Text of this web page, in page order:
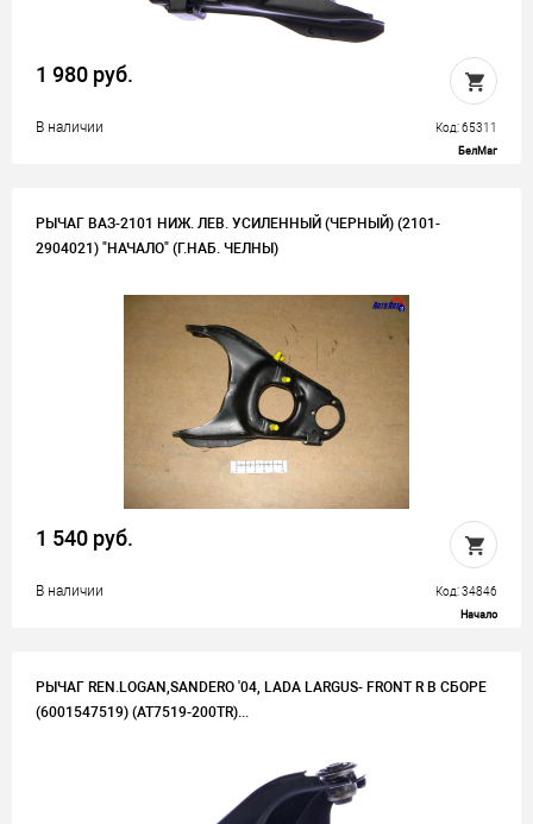
1 980 руб.
В наличии Код: 65311
БелМаг
РЫЧАГ ВАЗ-2101 НИЖ. ЛЕВ. УСИЛЕННЫЙ (ЧЕРНЫЙ) (2101-
2904021) "НАЧАЛО" (Г.НАБ. ЧЕЛНЫ)
1 540 руб.
В наличии Код: 34846
Начало
РЫЧАГ REN.LOGAN,SANDERO '04, LADA LARGUS- FRONT R В СБОРЕ
(6001547519) (AT7519-200TR)...